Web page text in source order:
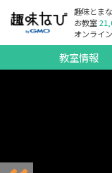
趣味とま
お教室
オンライ
教室情報